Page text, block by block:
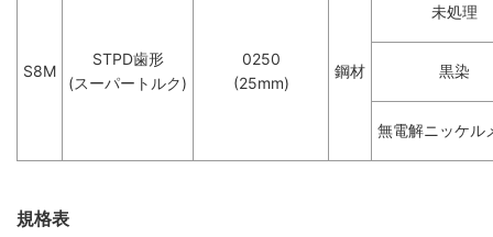
S8M
STPD歯形
(スーパートルク)
0250
(25mm)
鋼材
未処理
黒染
無電解ニッケル
規格表